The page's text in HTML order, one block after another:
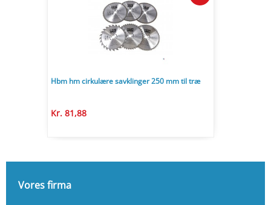
Hbm hm cirkulære savklinger 250 mm til træ
Kr. 81,88
Vores firma